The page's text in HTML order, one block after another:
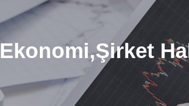
Ekonomi,Şirket